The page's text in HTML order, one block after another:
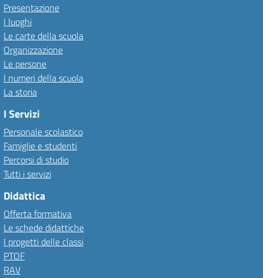
Presentazione
I luoghi
Le carte della scuola
Organizzazione
Le persone
I numeri della scuola
La storia
I Servizi
Personale scolastico
Famiglie e studenti
Percorsi di studio
Tutti i servizi
Didattica
Offerta formativa
Le schede didattiche
I progetti delle classi
PTOF
RAV